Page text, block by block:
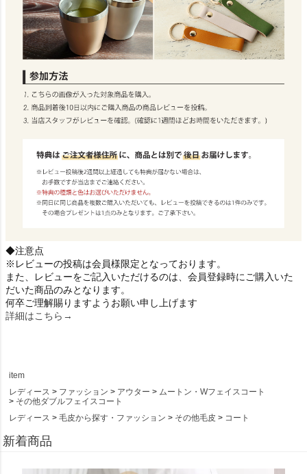
◆注意点
※レビューの投稿は会員様限定となっております。
また、レビューをご記入いただけるのは、会員登録時にご購入いた
だいた商品のみとなります。
何卒ご理解賜りますようお願い申し上げます
詳細はこちら→
item
レディース
ファッション アウター
ムートン・Wフェイスコート
その他ダブルフェイスコート
レディース
毛皮から探す・ファッション その他毛皮 コート
新着商品